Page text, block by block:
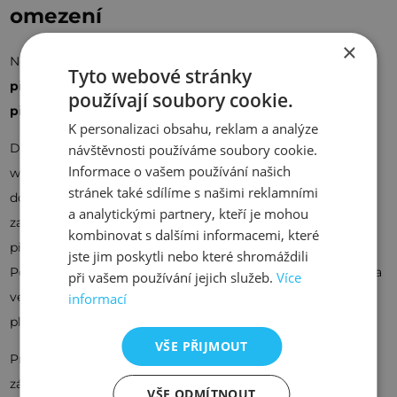
omezení
Neméně důležitou věcí k zamyšlení je to, zda si
strojový
překlad má zákazník vypracovat sám nebo zadat
překladatelské agentuře.
DeepL i Google nabízí překlady formou kopírování textů do
webového rozhraní a následném zkopírování zpět do
dokumentu. To může být pracné, zdlouhavé a není
zachováno formátování. DeepL na rozdíl od Googlu nabízí i
překlady celých souborů (v současné době jen MS Word a
PowerPoint), ale v rámci varianty zdarma je omezen počet a
velikost dokumentů (3 dokumenty měsíčně). I v případě
placených verzí je počet dokumentů a objem omezen.
Pro pořádek je třeba uvést, že Google nabízí překlady
základních dokumentů v prostředí jejich webové aplikace
×
Tyto webové stránky
používají soubory cookie.
K personalizaci obsahu, reklam a analýze
návštěvnosti používáme soubory cookie.
Informace o vašem používání našich
stránek také sdílíme s našimi reklamními
a analytickými partnery, kteří je mohou
kombinovat s dalšími informacemi, které
jste jim poskytli nebo které shromáždili
při vašem používání jejich služeb.Více
informací
VŠE PŘIJMOUT